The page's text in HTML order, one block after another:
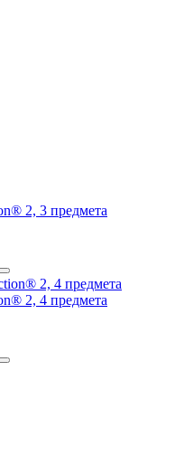
2, 3 предмета
2, 4 предмета